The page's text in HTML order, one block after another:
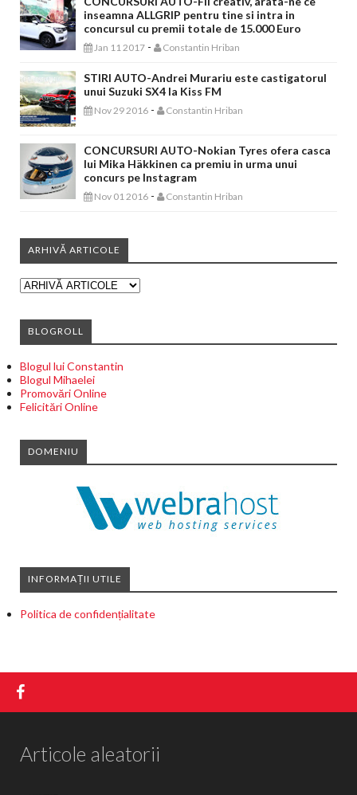
inseamna ALLGRIP pentru tine si intra in
concursul cu premii totale de 15.000 Euro
Jan 11 2017 - Constantin Hriban
STIRI AUTO-Andrei Murariu este castigatorul
unui Suzuki SX4 la Kiss FM
Nov 29 2016 - Constantin Hriban
CONCURSURI AUTO-Nokian Tyres ofera casca
lui Mika Häkkinen ca premiu in urma unui
concurs pe Instagram
Nov 01 2016 - Constantin Hriban
ARHIVĂ ARTICOLE
BLOGROLL
Blogul lui Constantin
Blogul Mihaelei
Promovări Online
Felicitări Online
DOMENIU
INFORMAȚII UTILE
Politica de confidențialitate
Articole aleatorii